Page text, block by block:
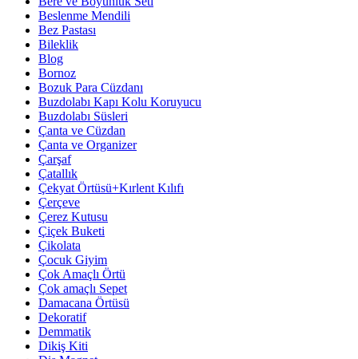
Beslenme Mendili
Bez Pastası
Bileklik
Blog
Bornoz
Bozuk Para Cüzdanı
Buzdolabı Kapı Kolu Koruyucu
Buzdolabı Süsleri
Çanta ve Cüzdan
Çanta ve Organizer
Çarşaf
Çatallık
Çekyat Örtüsü+Kırlent Kılıfı
Çerçeve
Çerez Kutusu
Çiçek Buketi
Çikolata
Çocuk Giyim
Çok Amaçlı Örtü
Çok amaçlı Sepet
Damacana Örtüsü
Dekoratif
Demmatik
Dikiş Kiti